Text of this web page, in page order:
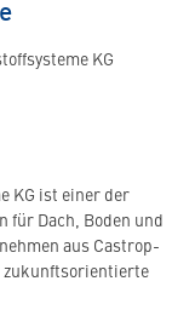
KG
KG ist einer der
für Dach, Boden und
aus Castrop-
zukunftsorientierte